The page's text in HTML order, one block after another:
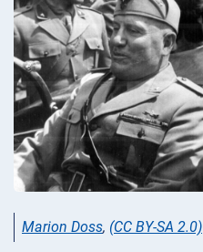
Marion Doss, (CC BY-SA 2.0)